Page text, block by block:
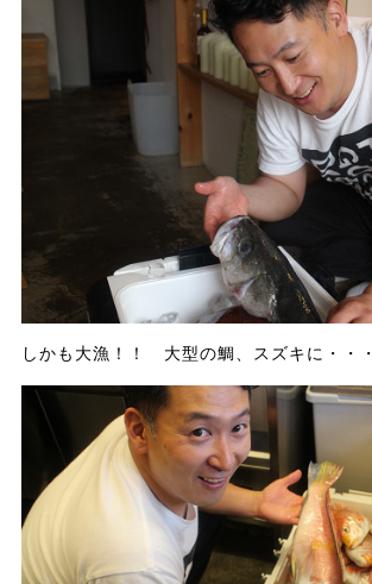
しかも大漁！！ 大型の鯛、スズキに・・・